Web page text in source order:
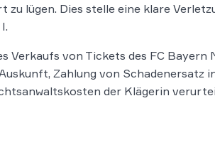
lügen. Dies stelle eine klare
Verkaufs von Tickets des FC Bayern
Zahlung von Schadenersatz
der Klägerin